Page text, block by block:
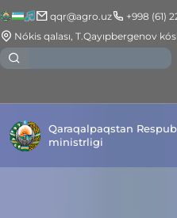
qqr@agro.uz
+998 (61)
Nókis qalası, T.Qayıpbergenov
Qaraqalpaqstan
ministrligi